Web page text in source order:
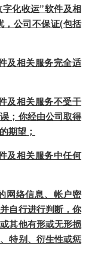
化收运”软件及相
，公司不保证(包括
及相关服务完全适
及相关服务不受干
；你经由公司取得
期望；
及相关服务中任何
网络信息、帐户密
自行进行判断，你
其他有形或无形损
特别、衍生性或惩